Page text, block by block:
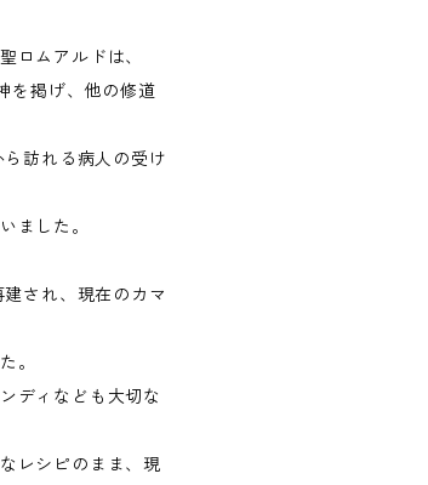
ロムアルドは、
を掲げ、他の修道
訪れる病人の受け
ました。
され、現在のカマ
。
ディなども大切な
レシピのまま、現